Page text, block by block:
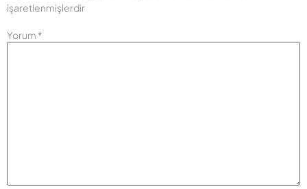
işaretlenmişlerdir
Yorum *